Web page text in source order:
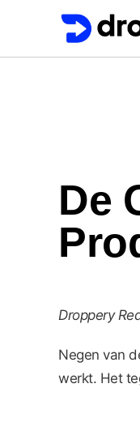
De
Droppery
Negen van
werkt. Het